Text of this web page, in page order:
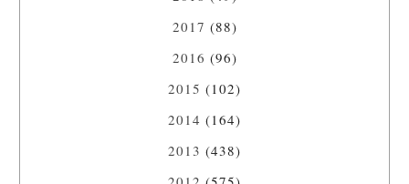
2017 (88)
2016 (96)
2015 (102)
2014 (164)
2013 (438)